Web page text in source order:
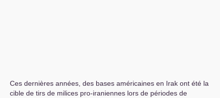
Ces dernières années, des bases américaines en Irak ont ​​été la
cible de tirs de milices pro-iraniennes lors de périodes de